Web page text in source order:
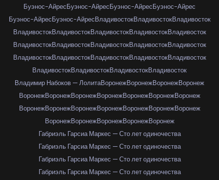
Буэнос-АйресБуэнос-АйресБуэнос-АйресБуэнос-Айрес
Буэнос-АйресБуэнос-АйресВладивостокВладивостокВладивосток
ВладивостокВладивостокВладивостокВладивостокВладивосток
ВладивостокВладивостокВладивостокВладивостокВладивосток
ВладивостокВладивостокВладивостокВладивостокВладивосток
ВладивостокВладивостокВладивостокВладивосток
Владимир Набоков — ЛолитаВоронежВоронежВоронежВоронеж
ВоронежВоронежВоронежВоронежВоронежВоронежВоронеж
ВоронежВоронежВоронежВоронежВоронежВоронежВоронеж
ВоронежВоронежВоронежВоронежВоронеж
Габриэль Гарсиа Маркес — Сто лет одиночества
Габриэль Гарсиа Маркес — Сто лет одиночества
Габриэль Гарсиа Маркес — Сто лет одиночества
Габриэль Гарсиа Маркес — Сто лет одиночества